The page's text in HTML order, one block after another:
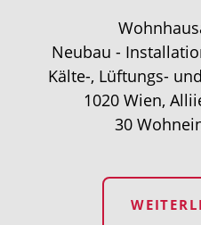
Neubau -
Kälte-, Lüftungs-
1020 Wien,
30